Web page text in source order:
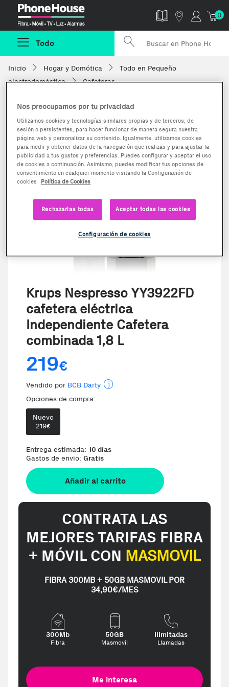
0
Todo
Inicio Hogar y Domótica
Todo en Pequeño
electrodoméstico
Cafeteras
Krups Nespresso YY3922FD
cafetera eléctrica
Independiente Cafetera
combinada 1,8 L
219€
Vendido por BCB Darty
Opciones de compra:
Nuevo
219€
Entrega estimada: 10 días
Gastos de envio: Gratis
Añadir al carrito
CONTRATA LAS
MEJORES TARIFAS FIBRA
+ MÓVIL CON MASMOVIL
FIBRA 300MB + 50GB MASMOVIL POR
34,90€/MES
300Mb
Fibra
50GB
Masmovil
Ilimitadas
Llamadas
Me interesa
Nos preocupamos por tu privacidad
Utilizamos cookies y tecnologías similares propias y de terceros, de
sesión o persistentes, para hacer funcionar de manera segura nuestra
página web y personalizar su contenido. Igualmente, utilizamos cookies
para medir y obtener datos de la navegación que realizas y para ajustar la
publicidad a tus gustos y preferencias. Puedes configurar y aceptar el uso
de cookies a continuación. Asimismo, puedes modificar tus opciones de
consentimiento en cualquier momento visitando la Configuración de
cookies
Política de Cookies
Rechazarlas todas Aceptar todas las cookies
Configuración de cookies